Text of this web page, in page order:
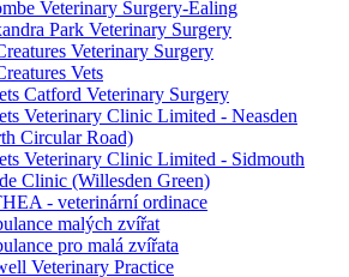
Veterinary Surgery-Ealing
Park Veterinary Surgery
Veterinary Surgery
Vets
Catford Veterinary Surgery
Veterinary Clinic Limited - Neasden
Circular Road)
Veterinary Clinic Limited - Sidmouth
Clinic (Willesden Green)
- veterinární ordinace
malých zvířat
pro malá zvířata
Veterinary Practice